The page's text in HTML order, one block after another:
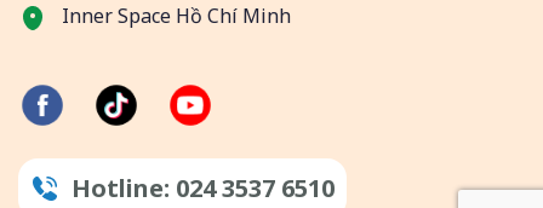
Inner Space Hồ Chí Minh
Hotline: 024 3537 6510